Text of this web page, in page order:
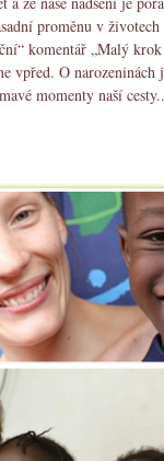
proměnu v
komentář „Malý
vpřed. O
momenty naší